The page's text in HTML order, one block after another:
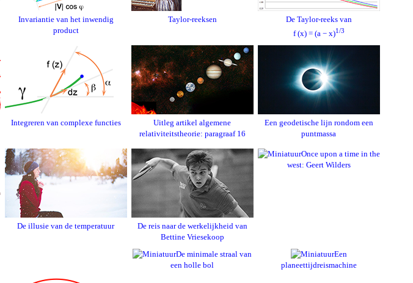
Invariantie van het inwendig
product
Taylor-reeksen
De Taylor-reeks van
f (x) = (a − x)1/3
Integreren van complexe functies
Uitleg artikel algemene
relativiteitstheorie: paragraaf 16
Een geodetische lijn rondom een
puntmassa
De illusie van de temperatuur
De reis naar de werkelijkheid van
Bettine Vriesekoop
Once upon a time in the
west: Geert Wilders
De minimale straal van
een holle bol
Een
planeettijdreismachine